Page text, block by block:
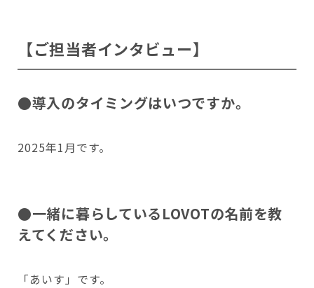
Copyright © GROOVE X, Inc.
【ご担当者インタビュー】
●導入のタイミングはいつですか。
2025年1月です。
●一緒に暮らしているLOVOTの名前を教
えてください。
「あいす」です。